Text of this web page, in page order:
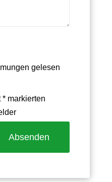
gelesen
markierten
Absenden